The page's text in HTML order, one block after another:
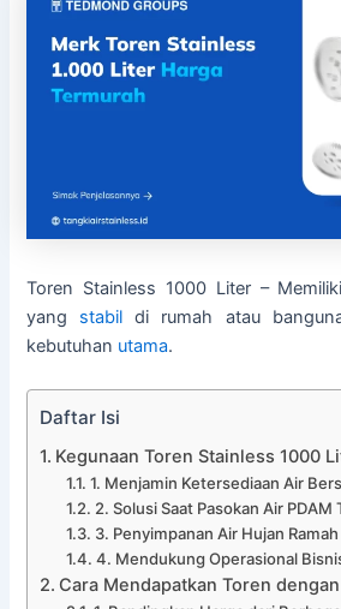
Toren Stainless 1000 Liter –
yang stabil di rumah atau
kebutuhan utama.
Daftar Isi
Kegunaan Toren Stainless 1000
1. Menjamin Ketersediaan Air
2. Solusi Saat Pasokan Air PDAM
3. Penyimpanan Air Hujan
4. Mendukung Operasional
Cara Mendapatkan Toren